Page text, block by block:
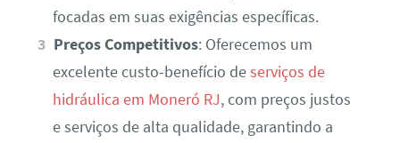
focadas em suas exigências específicas.
Preços Competitivos: Oferecemos um
excelente custo-benefício deserviços de
hidráulica em Moneró RJ, com preços justos
e serviços de alta qualidade, garantindo a